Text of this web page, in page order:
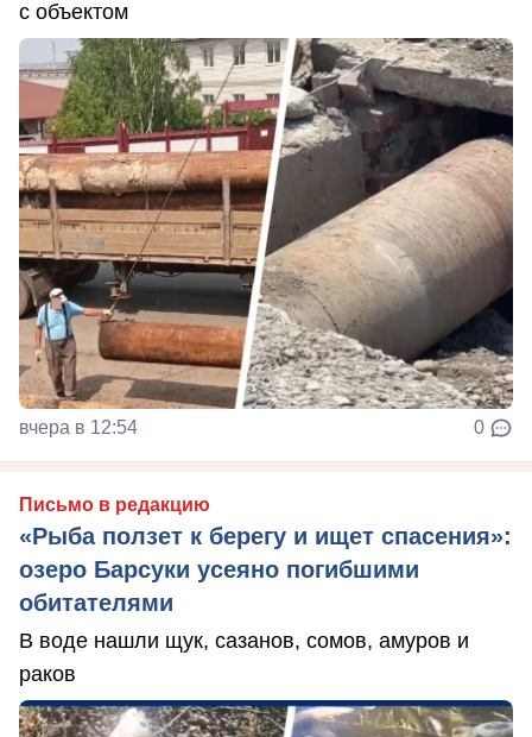
с объектом
вчера в 12:54 0
Письмо в редакцию
«Рыба ползет к берегу и ищет спасения»:
озеро Барсуки усеяно погибшими
обитателями
В воде нашли щук, сазанов, сомов, амуров и
раков